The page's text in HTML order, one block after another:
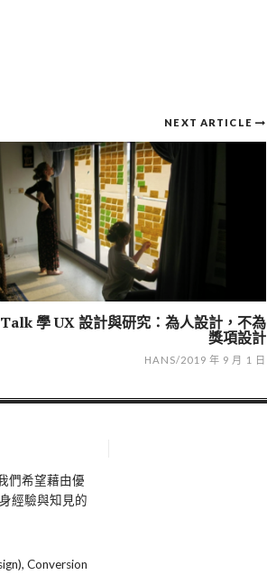
NEXT ARTICLE
學 UX 設計與研究：為人設計，不為
獎項設計
HANS/2019 年 9 月 1 日
們希望藉由優
經驗與知見的
Conversion